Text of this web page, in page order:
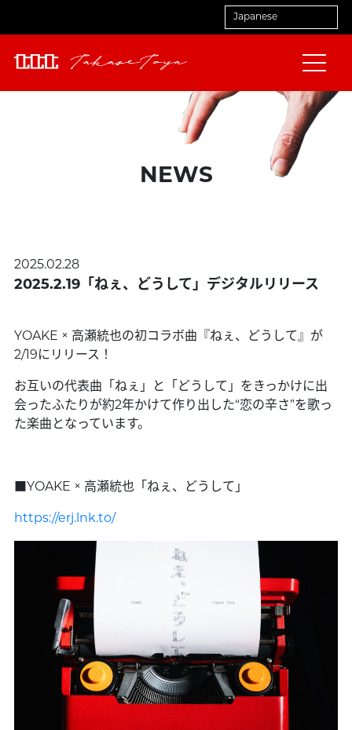
NEWS
2025.02.28
2025.2.19「ねぇ、どうして」デジタルリリース
YOAKE × 高瀬統也の初コラボ曲『ねぇ、どうして』が
2/19にリリース！
お互いの代表曲「ねぇ」と「どうして」をきっかけに出
会ったふたりが約2年かけて作り出した“恋の辛さ”を歌っ
た楽曲となっています。
■YOAKE × 高瀬統也「ねぇ、どうして」
https://erj.lnk.to/